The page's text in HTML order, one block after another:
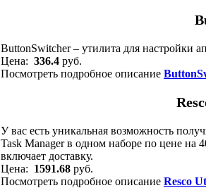
ButtonSwitcher – утилита для настройки
Цена: 336.4 руб.
Посмотреть подробное описание
У вас есть уникальная возможность
Task Manager в одном наборе по цене на
включает доставку.
Цена: 1591.68 руб.
Посмотреть подробное описание Resco